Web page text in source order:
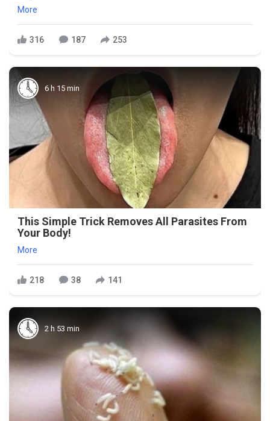
More
316 187 253
6 h 15 min
This Simple Trick Removes All Parasites From
Your Body!
More
218 38 141
2 h 53 min